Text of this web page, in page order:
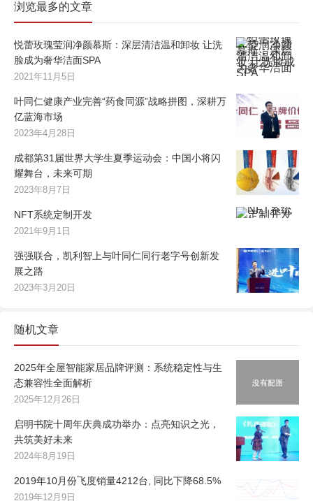
浏览最多的文章
悦蕾玫瑰莹润净颜慕斯：深层清洁温和卸妆 让洗
脸成为奢华洁面SPA
2021年11月5日
叶同仁健康产业完善“药食同源”战略拼图，深耕万
亿蓝海市场
2023年4月28日
成都第31届世界大学生夏季运动会：中国小将闪
耀舞台，未来可期
2023年8月7日
NFT系统定制开发
2021年9月1日
强强联合，凯利智上与叶同仁同行老字号创新发
展之路
2023年3月20日
随机文章
2025年全屋智能家居品牌评测：系统稳定性与生
态兼容性全面解析
2025年12月26日
启明书院十周年庆典成功举办：点亮知识之光，
共筑美好未来
2024年8月19日
2019年10月份飞度销量4212台, 同比下降68.5%
2019年12月9日